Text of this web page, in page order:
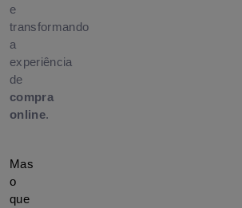
e
transformando
a
experiência
de
compra
online.
Mas
o
que